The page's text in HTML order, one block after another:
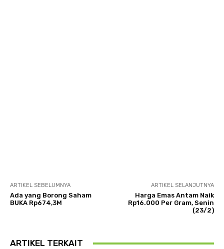
ARTIKEL SEBELUMNYA
Ada yang Borong Saham
BUKA Rp674,3M
ARTIKEL SELANJUTNYA
Harga Emas Antam Naik
Rp16.000 Per Gram, Senin
(23/2)
ARTIKEL TERKAIT